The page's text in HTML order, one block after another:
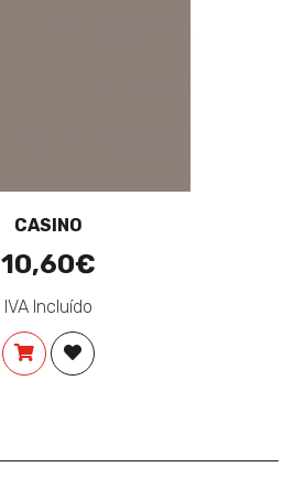
CASINO
10,60€
IVA Incluído
COMPRARADICIONAR À LISTA DE